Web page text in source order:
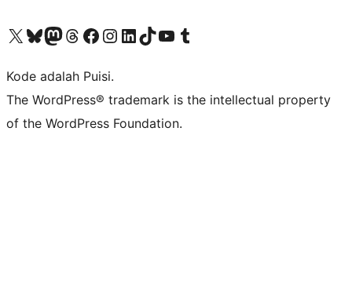
Kunjungi akun X (sebelumnya Twitter) kamiVisit our Bluesky account
Kunjungi akun Mastodon kami
Visit our Threads account
Kunjungi halaman Facebook kamiKunjungi akun Instagram kamiKunjungi akun LinkedIn kami
Visit our TikTok account
Kunjungi channel YouTube kamiVisit our Tumblr account
Kode adalah Puisi.
The WordPress® trademark is the intellectual property
of the WordPress Foundation.